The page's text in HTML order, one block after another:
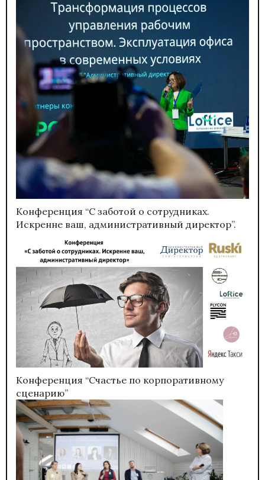
Конференция “С заботой о сотрудниках.
Искренне ваш, административный директор”.
Конференция “Счастье по корпоративному
сценарию”